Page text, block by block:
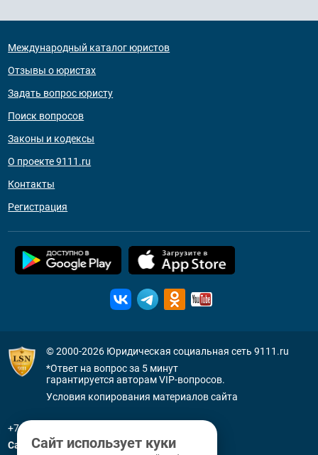
Международный каталог юристов
Отзывы о юристах
Задать вопрос юристу
Поиск вопросов
Законы и кодексы
О проекте 9111.ru
Контакты
Регистрация
© 2000-2026 Юридическая социальная сеть 9111.ru
*Ответ на вопрос за 5 минут
гарантируется авторам VIP-вопросов.
Условия копирования материалов сайта
+7 (800) 505-91-11
Санкт-Петербург
Сайт использует куки